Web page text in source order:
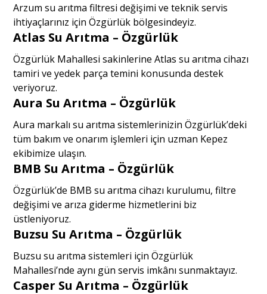
Arzum su arıtma filtresi değişimi ve teknik servis
ihtiyaçlarınız için Özgürlük bölgesindeyiz.
Atlas Su Arıtma – Özgürlük
Özgürlük Mahallesi sakinlerine Atlas su arıtma cihazı
tamiri ve yedek parça temini konusunda destek
veriyoruz.
Aura Su Arıtma – Özgürlük
Aura markalı su arıtma sistemlerinizin Özgürlük’deki
tüm bakım ve onarım işlemleri için uzman Kepez
ekibimize ulaşın.
BMB Su Arıtma – Özgürlük
Özgürlük’de BMB su arıtma cihazı kurulumu, filtre
değişimi ve arıza giderme hizmetlerini biz
üstleniyoruz.
Buzsu Su Arıtma – Özgürlük
Buzsu su arıtma sistemleri için Özgürlük
Mahallesi’nde aynı gün servis imkânı sunmaktayız.
Casper Su Arıtma – Özgürlük